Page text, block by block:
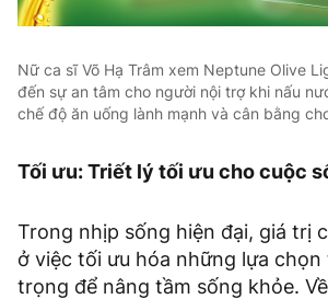
Nữ ca sĩ Võ Hạ Trâm xem Neptune Olive
đến sự an tâm cho người nội trợ khi nấu
chế độ ăn uống lành mạnh và cân bằng
Tối ưu: Triết lý tối ưu cho cuộc
Trong nhịp sống hiện đại, giá trị
ở việc tối ưu hóa những lựa chọn
trọng để nâng tầm sống khỏe.